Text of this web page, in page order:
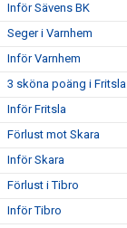
Inför Sävens BK
Seger i Varnhem
Inför Varnhem
3 sköna poäng i Fritsla
Inför Fritsla
Förlust mot Skara
Inför Skara
Förlust i Tibro
Inför Tibro